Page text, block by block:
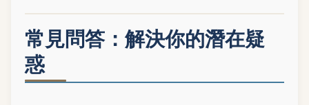
常見問答：解決你的潛在疑
惑